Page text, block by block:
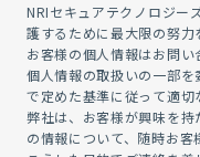
NRIセキュアテクノロジー
護するために最大限の努力
お客様の個人情報はお問い
個人情報の取扱いの一部
で定めた基準に従って適切
弊社は、お客様が興味を
の情報について、随時お客